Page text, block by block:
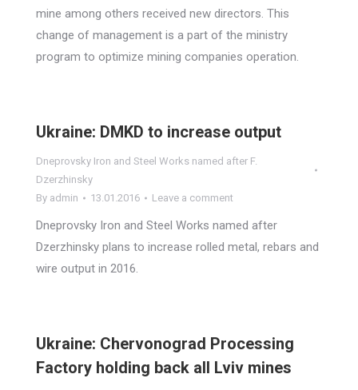
mine among others received new directors. This
change of management is a part of the ministry
program to optimize mining companies operation.
Ukraine: DMKD to increase output
Dneprovsky Iron and Steel Works named after F.
Dzerzhinsky
By admin 13.01.2016 Leave a comment
Dneprovsky Iron and Steel Works named after
Dzerzhinsky plans to increase rolled metal, rebars and
wire output in 2016.
Ukraine: Chervonograd Processing
Factory holding back all Lviv mines